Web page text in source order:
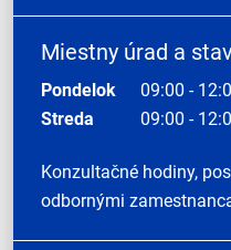
Miestny úrad a
Pondelok 09:00 -
Streda
09:00 -
Konzultačné hodiny,
odbornými